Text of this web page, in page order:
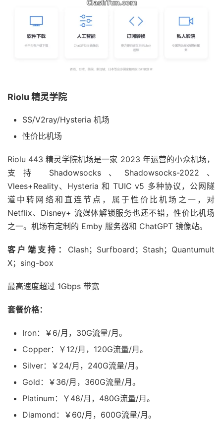
Riolu 精灵学院
SS/V2ray/Hysteria 机场
性价比机场
Riolu 443 精灵学院机场是一家 2023 年运营的小众机场，
支持 Shadowsocks、Shadowsocks-2022、
Vlees+Reality、Hysteria 和 TUIC v5 多种协议，公网隧
道中转网络和直连节点，属于性价比机场之一，对
Netflix、Disney+ 流媒体解锁服务也还不错，性价比机场
之一。机场有定制的 Emby 服务器和 ChatGPT 镜像站。
客户端支持： Clash；Surfboard；Stash；Quantumult
X；sing-box
最高速度超过 1Gbps 带宽
套餐价格：
Iron：￥6/月，30G流量/月。
Copper：￥12/月，120G流量/月。
Silver：￥24/月，240G流量/月。
Gold：￥36/月，360G流量/月。
Platinum：￥48/月，480G流量/月。
Diamond：￥60/月，600G流量/月。